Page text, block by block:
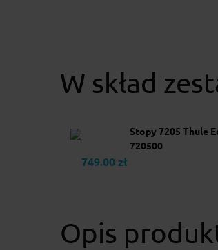
W skład
Stopy 7205 Thule
720500
749.00 zł
Opis